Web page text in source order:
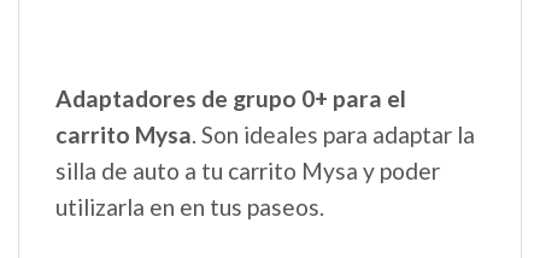
Adaptadores de grupo 0+ para el
carrito Mysa. Son ideales para adaptar la
silla de auto a tu carrito Mysa y poder
utilizarla en en tus paseos.